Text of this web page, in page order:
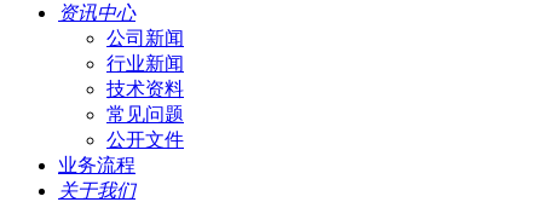
资讯中心
公司新闻
行业新闻
技术资料
常见问题
公开文件
业务流程
关于我们